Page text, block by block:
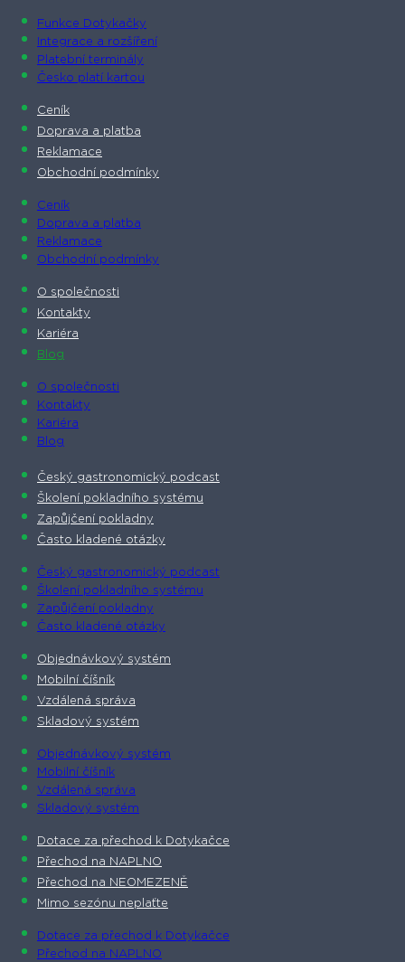
Funkce Dotykačky
Integrace a rozšíření
Platební terminály
Česko platí kartou
Ceník
Doprava a platba
Reklamace
Obchodní podmínky
Ceník
Doprava a platba
Reklamace
Obchodní podmínky
O společnosti​
Kontakty
Kariéra
Blog
O společnosti​
Kontakty
Kariéra
Blog
Český gastronomický podcast​
Školení pokladního systému
Zapůjčení pokladny
Často kladené otázky
Český gastronomický podcast​
Školení pokladního systému
Zapůjčení pokladny
Často kladené otázky
Objednávkový systém
Mobilní číšník
Vzdálená správa
Skladový systém
Objednávkový systém
Mobilní číšník
Vzdálená správa
Skladový systém
Dotace za přechod k Dotykačce
Přechod na NAPLNO
Přechod na NEOMEZENĚ
Mimo sezónu neplaťte
Dotace za přechod k Dotykačce
Přechod na NAPLNO